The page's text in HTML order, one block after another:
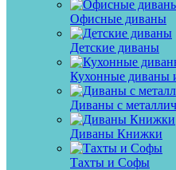
Офисные диваны
Детские диваны
Кухонные диваны
Диваны с
Диваны Книжки
Тахты и Софы